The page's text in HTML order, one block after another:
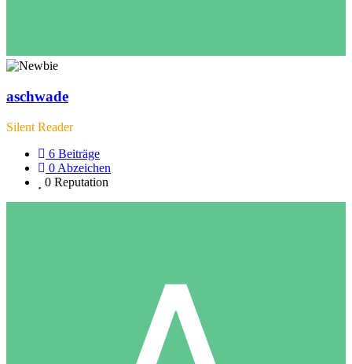
aschwade
Silent Reader
6 Beiträge
0 Abzeichen
0 Reputation